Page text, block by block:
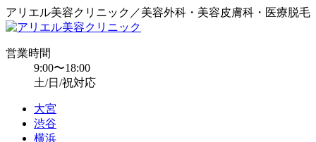
アリエル美容クリニック／美容外科・美容皮膚科・医療脱毛
営業時間
9:00〜18:00
土/日/祝対応
大宮
渋谷
横浜